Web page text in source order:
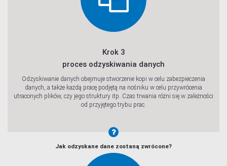
Krok 3
proces odzyskiwania danych
Odzyskiwanie danych obejmuje stworzenie kopi w celu zabezpieczenia
danych, a także każdą pracę podjętą na nośniku w celu przywrócenia
utraconych plików, czy jego struktury itp. Czas trwania różni się w zależności
od przyjętego trybu prac.
Jak odzyskane dane zostaną zwrócone?